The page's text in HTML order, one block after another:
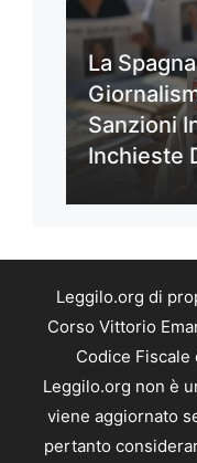
La
Sanzioni
Inchieste
Leggilo.org di
Corso Vittorio
Codice Fiscale
Leggilo.org non è
viene aggiornato
pertanto